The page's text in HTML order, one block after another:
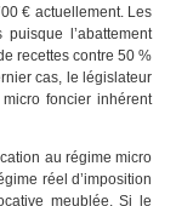
€ actuellement. Les
l’abattement
recettes contre 50 %
cas, le législateur
foncier inhérent
au régime micro
réel d’imposition
meublée. Si le